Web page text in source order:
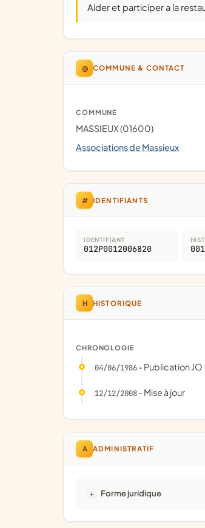
Aider et participer a la
@ COMMUNE & CONTACT
COMMUNE
MASSIEUX (01600)
Associations de Massieux
# IDENTIFIANTS
IDENTIFIANT
012P0012006820
H HISTORIQUE
CHRONOLOGIE
04/06/1986- Publication JO
12/12/2008- Mise à jour
A ADMINISTRATIF
Forme juridique